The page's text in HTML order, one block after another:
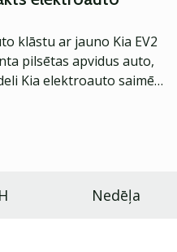
klāstu ar jauno Kia EV2
pilsētas apvidus auto,
Kia elektroauto saimē
Nedēļa